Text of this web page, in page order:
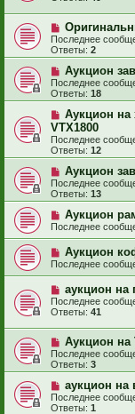
Последнее
Ответы: 2
Аукцион
Последнее
Ответы: 18
Аукцион
VTX1800
Последнее
Ответы: 12
Аукцион
Последнее
Ответы: 13
Аукцион
Последнее
Аукцион
Последнее
аукцион на
Последнее
Ответы: 41
Аукцион на
Последнее
Ответы: 3
аукцион
Последнее
Ответы: 1